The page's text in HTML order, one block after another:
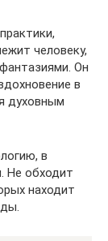
человеку,
Он
в
духовным
в
Не обходит
находит